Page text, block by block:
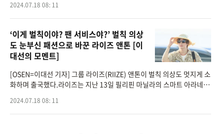
2024.07.18 08: 11
‘이게 벌칙이야? 팬 서비스야?’ 벌칙 의상
도 눈부신 패션으로 바꾼 라이즈 앤톤 [이
대선의 모멘트]
[OSEN=이대선 기자] 그룹 라이즈(RIIZE) 앤톤이 벌칙 의상도 멋지게 소
화하며 출국했다.라이즈는 지난 13일 필리핀 마닐라의 스마트 아라네타
ON‘RIIZING DAY’in MANILA&rsq
2024.07.18 08: 11